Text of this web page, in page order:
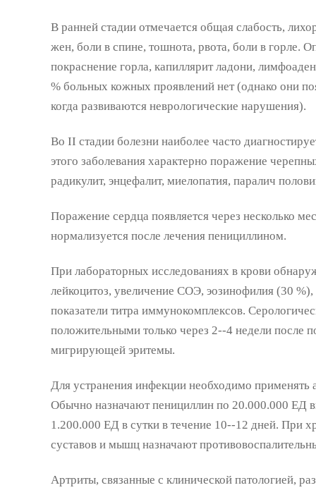
В ранней стадии отмечается общая слабость,
жен, боли в спине, тошнота, рвота, боли в горле.
покраснение горла, капиллярит ладони,
% больных кожных проявлений нет (однако они
когда развиваются неврологические нарушения).
Во II стадии болезни наиболее часто
этого заболевания характерно поражение
радикулит, энцефалит, миелопатия, паралич
Поражение сердца появляется через несколько
нормализуется после лечения пенициллином.
При лабораторных исследованиях в крови
лейкоцитоз, увеличение СОЭ, эозинофилия (30
показатели титра иммунокомплексов.
положительными только через 2--4 недели после
мигрирующей эритемы.
Для устранения инфекции необходимо применять
Обычно назначают пенициллин по 20.000.000 ЕД
1.200.000 ЕД в сутки в течение 10--12 дней. При
суставов и мышц назначают
Артриты, связанные с клинической патологией,